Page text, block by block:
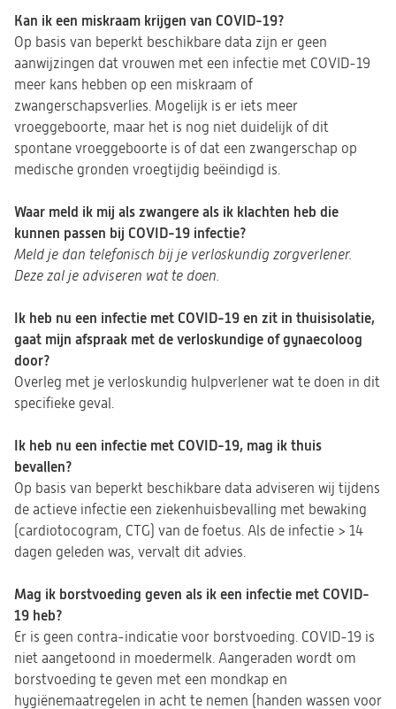
Kan ik een miskraam krijgen van COVID-19?
Op basis van beperkt beschikbare data zijn er geen
aanwijzingen dat vrouwen met een infectie met COVID-19
meer kans hebben op een miskraam of
zwangerschapsverlies. Mogelijk is er iets meer
vroeggeboorte, maar het is nog niet duidelijk of dit
spontane vroeggeboorte is of dat een zwangerschap op
medische gronden vroegtijdig beëindigd is.
Waar meld ik mij als zwangere als ik klachten heb die
kunnen passen bij COVID-19 infectie?
Meld je dan telefonisch bij je verloskundig zorgverlener.
Deze zal je adviseren wat te doen.
Ik heb nu een infectie met COVID-19 en zit in thuisisolatie,
gaat mijn afspraak met de verloskundige of gynaecoloog
door?
Overleg met je verloskundig hulpverlener wat te doen in dit
specifieke geval.
Ik heb nu een infectie met COVID-19, mag ik thuis
bevallen?
Op basis van beperkt beschikbare data adviseren wij tijdens
de actieve infectie een ziekenhuisbevalling met bewaking
(cardiotocogram, CTG) van de foetus. Als de infectie > 14
dagen geleden was, vervalt dit advies.
Mag ik borstvoeding geven als ik een infectie met COVID-
19 heb?
Er is geen contra-indicatie voor borstvoeding. COVID-19 is
niet aangetoond in moedermelk. Aangeraden wordt om
borstvoeding te geven met een mondkap en
hygiënemaatregelen in acht te nemen (handen wassen voor